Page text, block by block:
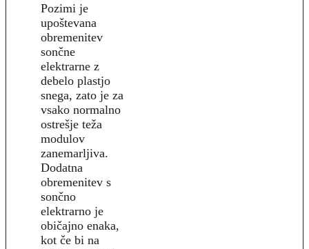
Pozimi je
upoštevana
obremenitev
sončne
elektrarne z
debelo plastjo
snega, zato je za
vsako normalno
ostrešje teža
modulov
zanemarljiva.
Dodatna
obremenitev s
sončno
elektrarno je
običajno enaka,
kot če bi na